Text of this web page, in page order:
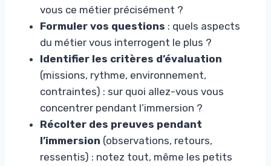
vous ce métier précisément ?
Formuler vos questions : quels aspects
du métier vous interrogent le plus ?
Identifier les critères d’évaluation
(missions, rythme, environnement,
contraintes) : sur quoi allez-vous vous
concentrer pendant l’immersion ?
Récolter des preuves pendant
l’immersion (observations, retours,
ressentis) : notez tout, même les petits